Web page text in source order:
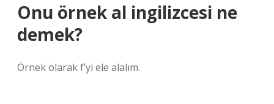
Onu örnek al ingilizcesi ne
demek?
Örnek olarak f’yi ele alalım.